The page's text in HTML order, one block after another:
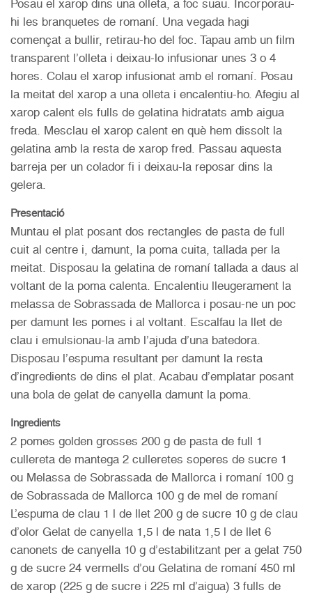
Posau el xarop dins una olleta, a foc suau. Incorporau-
hi les branquetes de romaní. Una vegada hagi
començat a bullir, retirau-ho del foc. Tapau amb un film
transparent l’olleta i deixau-lo infusionar unes 3 o 4
hores. Colau el xarop infusionat amb el romaní. Posau
la meitat del xarop a una olleta i encalentiu-ho. Afegiu al
xarop calent els fulls de gelatina hidratats amb aigua
freda. Mesclau el xarop calent en què hem dissolt la
gelatina amb la resta de xarop fred. Passau aquesta
barreja per un colador fi i deixau-la reposar dins la
gelera.
Presentació
Muntau el plat posant dos rectangles de pasta de full
cuit al centre i, damunt, la poma cuita, tallada per la
meitat. Disposau la gelatina de romaní tallada a daus al
voltant de la poma calenta. Encalentiu lleugerament la
melassa de Sobrassada de Mallorca i posau-ne un poc
per damunt les pomes i al voltant. Escalfau la llet de
clau i emulsionau-la amb l’ajuda d’una batedora.
Disposau l’espuma resultant per damunt la resta
d’ingredients de dins el plat. Acabau d’emplatar posant
una bola de gelat de canyella damunt la poma.
Ingredients
2 pomes golden grosses 200 g de pasta de full 1
cullereta de mantega 2 culleretes soperes de sucre 1
ou Melassa de Sobrassada de Mallorca i romaní 100 g
de Sobrassada de Mallorca 100 g de mel de romaní
L’espuma de clau 1 l de llet 200 g de sucre 10 g de clau
d’olor Gelat de canyella 1,5 l de nata 1,5 l de llet 6
canonets de canyella 10 g d’estabilitzant per a gelat 750
g de sucre 24 vermells d’ou Gelatina de romaní 450 ml
de xarop (225 g de sucre i 225 ml d’aigua) 3 fulls de